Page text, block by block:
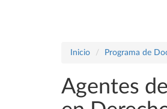
Inicio Programa de
Agentes